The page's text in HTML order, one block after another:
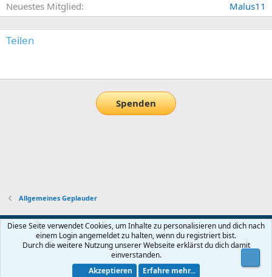
Neuestes Mitglied
Malus11
Teilen
Spenden
Allgemeines Geplauder
Default-Theme
Nutzungsbedingungen
Datenschutz Hilfe und Impressum Start
Community platform by XenForo® © 2010-2026 XenForo Ltd.
Diese Seite verwendet Cookies, um Inhalte zu personalisieren und dich nach
einem Login angemeldet zu halten, wenn du registriert bist.
Durch die weitere Nutzung unserer Webseite erklärst du dich damit
einverstanden.
Akzeptieren
Erfahre mehr...